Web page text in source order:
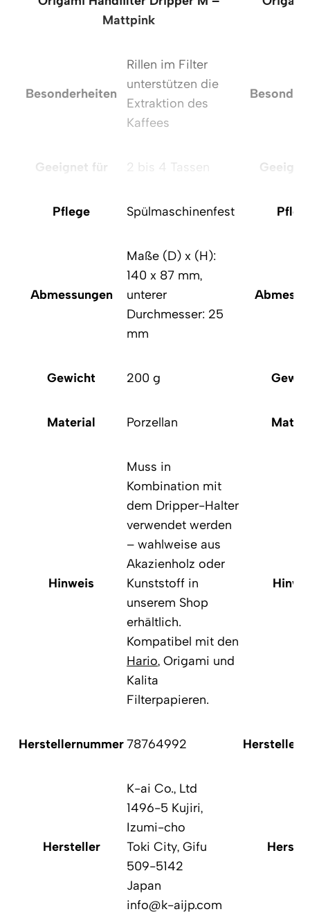
Mattpink
Besonderheiten
Rillen im Filter
unterstützen die
Extraktion des
Kaffees
Geeignet für 2 bis 4 Tassen
Pflege Spülmaschinenfest
Abmessungen
Maße (D) x (H):
140 x 87 mm,
unterer
Durchmesser: 25
mm
Gewicht 200 g
Material Porzellan
Hinweis
Muss in
Kombination mit
dem Dripper-Halter
verwendet werden
– wahlweise aus
Akazienholz oder
Kunststoff in
unserem Shop
erhältlich.
Kompatibel mit den
Hario, Origami und
Kalita
Filterpapieren.
Herstellernummer78764992
Hersteller
K-ai Co., Ltd
1496-5 Kujiri,
Izumi-cho
Toki City, Gifu
509-5142
Japan
info@k-aijp.com